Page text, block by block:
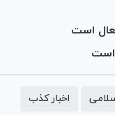
است
اخبار کذب